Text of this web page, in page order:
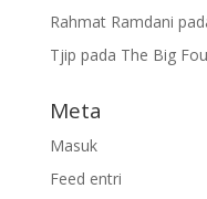
Rahmat Ramdani
Tjip pada The Big
Meta
Masuk
Feed entri